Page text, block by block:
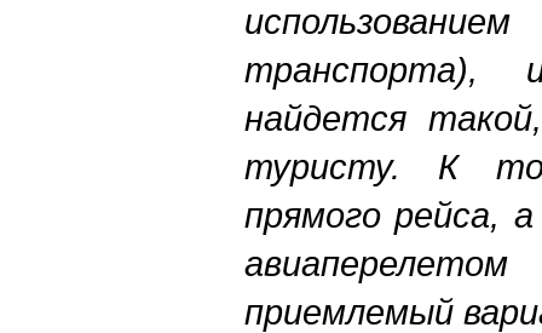
транспорта),
найдется
туристу. К
прямого рейса,
приемлемый